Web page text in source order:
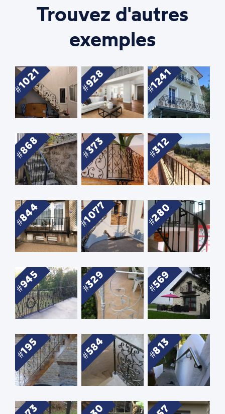
Trouvez d'autres
exemples
1021 928 1241
868 373 312
844 1077 280
945 329 569
195 584 813